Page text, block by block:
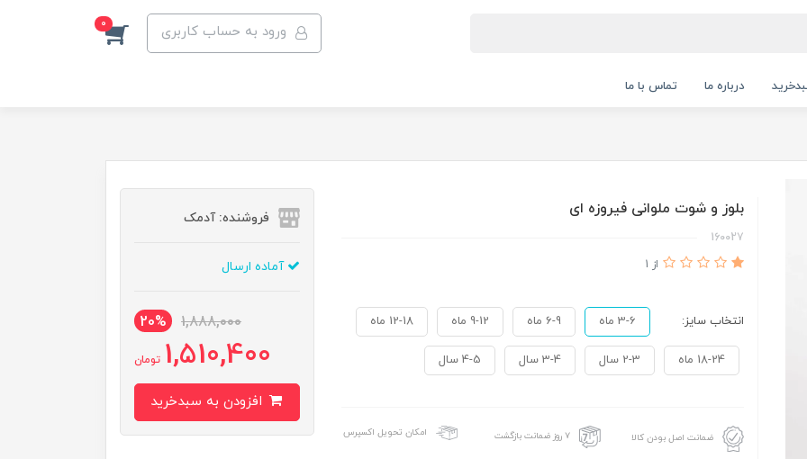
ورود به حساب کاربری 0
درباره ما تماس با ما
بلوز و شوت ملوانی فیروزه ای
از 1
انتخاب سایز: 3-6 ماه 6-9 ماه 9-12 ماه 12-18 ماه
18-24 ماه 2-3 سال 3-4 سال 4-5 سال
ضمانت اصل بودن کالا ۷ روز ضمانت بازگشت امکان تحویل اکسپرس
فروشنده: آدمک
آماده ارسال
1,888,000
20%
1,510,400 تومان